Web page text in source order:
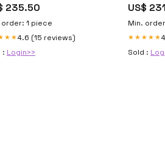
235.50
order: 1 piece
4.6 (15 reviews)
: Login>>
US$
Min.
★★★★★
Sold :